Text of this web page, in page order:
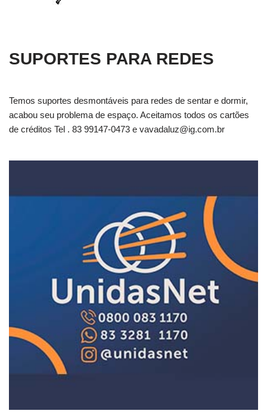
SUPORTES PARA REDES
Temos suportes desmontáveis para redes de sentar e dormir,
acabou seu problema de espaço. Aceitamos todos os cartões
de créditos Tel . 83 99147-0473 e vavadaluz@ig.com.br